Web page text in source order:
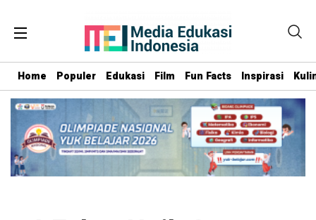
Home Populer Edukasi Film Fun Facts Inspirasi